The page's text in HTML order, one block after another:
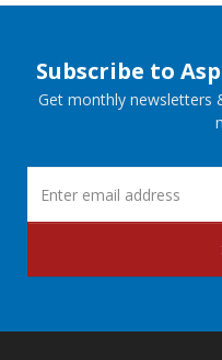
Subscribe to
Get monthly newsletters